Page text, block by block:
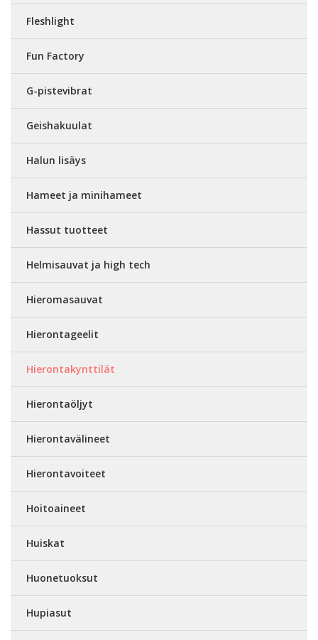
Fleshlight
Fun Factory
G-pistevibrat
Geishakuulat
Halun lisäys
Hameet ja minihameet
Hassut tuotteet
Helmisauvat ja high tech
Hieromasauvat
Hierontageelit
Hierontakynttilät
Hierontaöljyt
Hierontavälineet
Hierontavoiteet
Hoitoaineet
Huiskat
Huonetuoksut
Hupiasut